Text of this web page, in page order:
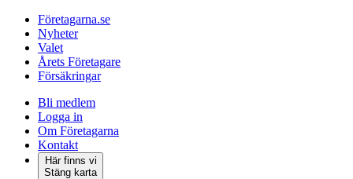
Företagarna.se
Nyheter
Valet
Årets Företagare
Försäkringar
Bli medlem
Logga in
Om Företagarna
Kontakt
Här finns vi
Stäng karta